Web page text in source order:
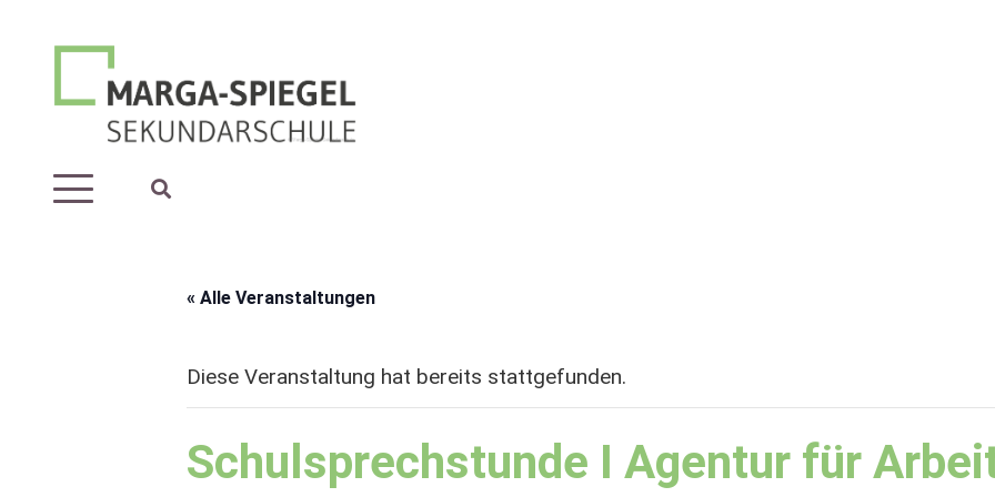
« Alle Veranstaltungen
Diese Veranstaltung hat bereits stattgefunden.
Schulsprechstunde I Agentur für